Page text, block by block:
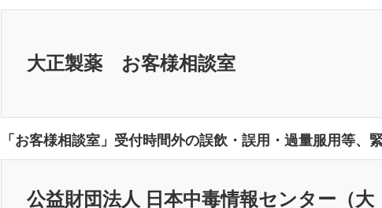
大正製薬 お客様相談室
「お客様相談室」受付時間外の誤飲・誤用・過量服用等、
公益財団法人 日本中毒情報センター（大